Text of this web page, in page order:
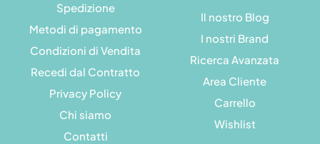
Spedizione
Metodi di pagamento
Condizioni di Vendita
Recedi dal Contratto
Privacy Policy
Chi siamo
Contatti
Il nostro Blog
I nostri Brand
Ricerca Avanzata
Area Cliente
Carrello
Wishlist